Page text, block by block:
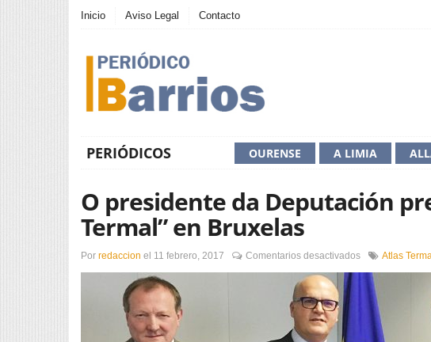
Inicio Aviso Legal Contacto
PERIÓDICOS A LIMIA
OURENSE
O presidente da Deputación
Termal” en Bruxelas
Por redaccion el 11 febrero, 2017 Comentarios desactivadosen
presidente
Deputación
presetou
Atlas